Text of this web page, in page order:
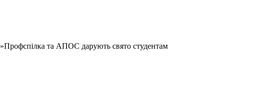
»Профспілка та АПОС дарують свято студентам